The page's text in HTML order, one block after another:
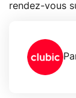
rendez-vous